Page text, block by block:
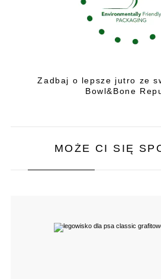
Zadbaj o lepsze jutro ze
Bowl&Bone
MOŻE CI SIĘ